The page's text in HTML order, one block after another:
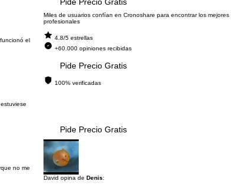
el
Pide Precio Gratis
no me
Pide Precio Gratis
Miles de usuarios confían en Cronoshare para encontrar los mejores
profesionales
4.8/5 estrellas
+60.000 opiniones recibidas
100% verificadas
David opina de Denis: